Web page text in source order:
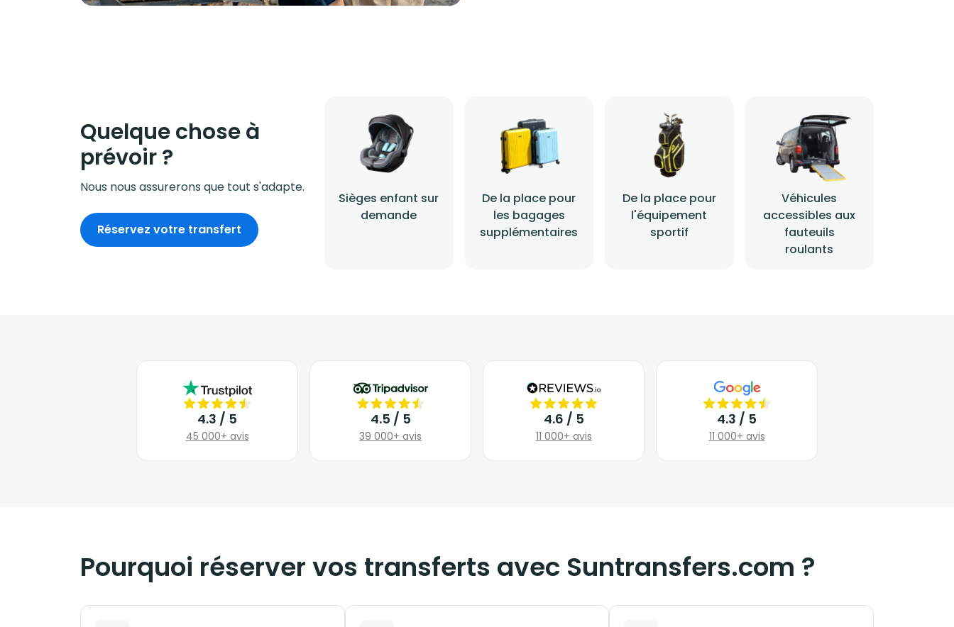
Quelque chose à
prévoir ?
Nous nous assurerons que tout s'adapte.
Sièges enfant sur
demande
De la place pour
les bagages
supplémentaires
De la place pour
l'équipement
sportif
Véhicules
accessibles aux
fauteuils
roulants
Réservez votre transfert
4.3 / 5
45 000+ avis
4.5 / 5
39 000+ avis
4.6 / 5
11 000+ avis
4.3 / 5
11 000+ avis
Pourquoi réserver vos transferts avec Suntransfers.com ?